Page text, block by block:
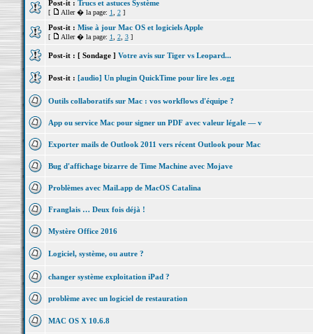
Post-it : Trucs et astuces Système
[ Aller � la page: 1 2]
Post-it : Mise à jour Mac OS et logiciels Apple
[ Aller � la page: 1 2, 3]
Post-it : [ Sondage ] Votre avis sur Tiger vs Leopard...
Post-it : [audio] Un plugin QuickTime pour lire les .ogg
Outils collaboratifs sur Mac : vos workflows d'équipe ?
App ou service Mac pour signer un PDF avec valeur légale — v
Exporter mails de Outlook 2011 vers récent Outlook pour Mac
Bug d'affichage bizarre de Time Machine avec Mojave
Problèmes avec Mail.app de MacOS Catalina
Franglais … Deux fois déjà !
Mystère Office 2016
Logiciel, système, ou autre ?
changer système exploitation iPad ?
problème avec un logiciel de restauration
MAC OS X 10.6.8